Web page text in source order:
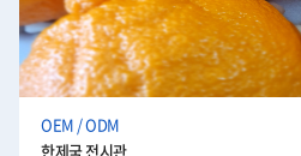
OEM / ODM
한제국 전시관